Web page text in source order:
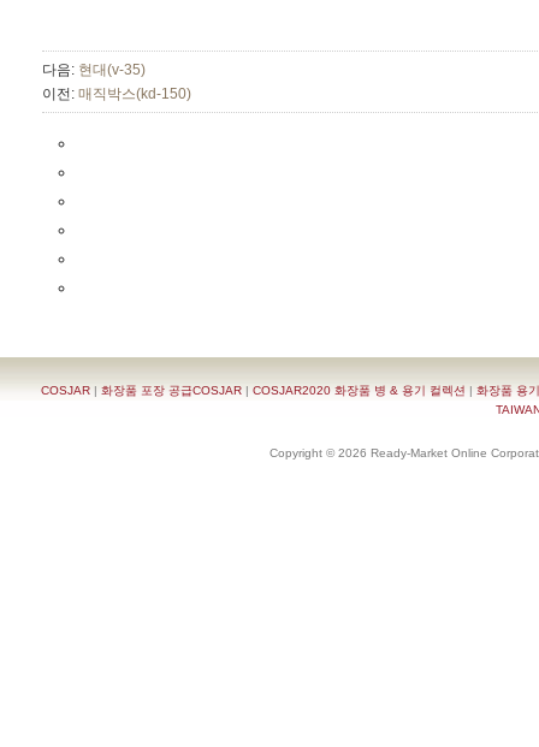
다음: 현대(v-35)
이전: 매직박스(kd-150)
COSJAR | 화장품 포장 공급COSJAR | COSJAR2020 화장품 병 & 용기 컬렉션 | 화장품 용
Copyright © 2026 Ready-Market Online